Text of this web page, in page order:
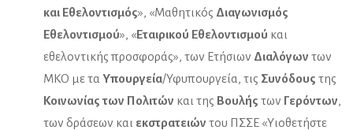
και Εθελοντισμός», «Μαθητικός Διαγωνισμός
Εθελοντισμού», «Εταιρικού Εθελοντισμού και
εθελοντικής προσφοράς», των Ετήσιων Διαλόγων των
ΜΚΟ με τα Υπουργεία/Υφυπουργεία, τις Συνόδους της
Κοινωνίας των Πολιτών και της Βουλής των Γερόντων,
των δράσεων και εκστρατειών του ΠΣΣΕ «Υιοθετήστε